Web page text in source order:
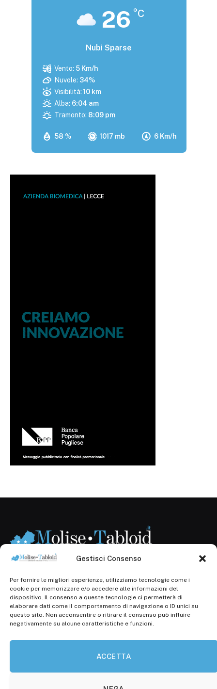
Gestisci Consenso
Per fornire le migliori esperienze, utilizziamo tecnologie come i
cookie per memorizzare e/o accedere alle informazioni del
dispositivo. Il consenso a queste tecnologie ci permetterà di
elaborare dati come il comportamento di navigazione o ID unici su
questo sito. Non acconsentire o ritirare il consenso può influire
negativamente su alcune caratteristiche e funzioni.
ACCETTA
26 °C
Nubi Sparse
58 % 1017 mb 6 Km/h
Vento: 5 Km/h
Nuvole: 34%
Visibilità: 10 km
Alba: 6:04 am
Tramonto: 8:09 pm
Registr. presso il Tribunale di Campobasso: 3/2013 del
14.11.2013, Cron. 1254
Roc: iscrizione n° 25549 (Prot. 1138/com/15 del
30.04.2015)
P.Iva: 01707150700